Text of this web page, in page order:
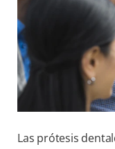
Las prótesis